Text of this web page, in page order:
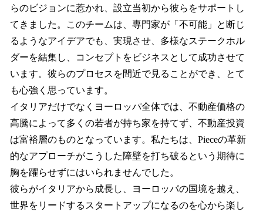
らのビジョンに惹かれ、設立当初から彼らをサポートし
てきました。このチームは、専門家が「不可能」と断じ
るようなアイデアでも、実現させ、多様なステークホル
ダーを結集し、コンセプトをビジネスとして成功させて
います。彼らのプロセスを間近で見ることができ、とて
も心強く思っています。
イタリアだけでなくヨーロッパ全体では、不動産価格の
高騰によって多くの若者が持ち家を持てず、不動産投資
は富裕層のものとなっています。私たちは、Pieceの革新
的なアプローチがこうした障壁を打ち破るという期待に
胸を躍らせずにはいられませんでした。
彼らがイタリアから成長し、ヨーロッパの国境を越え、
世界をリードするスタートアップになるのを心から楽し